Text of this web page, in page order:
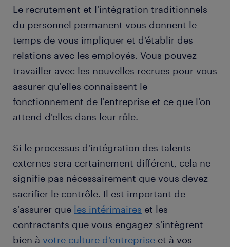
Le recrutement et l'intégration traditionnels
du personnel permanent vous donnent le
temps de vous impliquer et d'établir des
relations avec les employés. Vous pouvez
travailler avec les nouvelles recrues pour vous
assurer qu'elles connaissent le
fonctionnement de l'entreprise et ce que l'on
attend d'elles dans leur rôle.
Si le processus d'intégration des talents
externes sera certainement différent, cela ne
signifie pas nécessairement que vous devez
sacrifier le contrôle. Il est important de
s'assurer que les intérimaires et les
contractants que vous engagez s'intègrent
bien à votre culture d'entreprise et à vos